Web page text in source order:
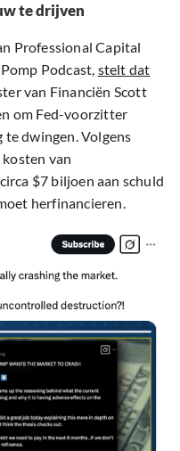
te drijven
Professional Capital
Podcast, stelt dat
van Financiën Scott
om Fed-voorzitter
dwingen. Volgens
van
$7 biljoen aan schuld
herfinancieren.